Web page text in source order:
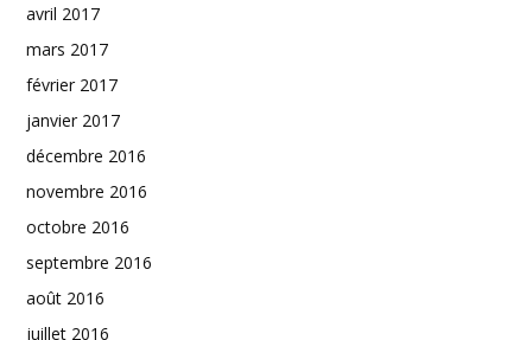
avril 2017
mars 2017
février 2017
janvier 2017
décembre 2016
novembre 2016
octobre 2016
septembre 2016
août 2016
juillet 2016